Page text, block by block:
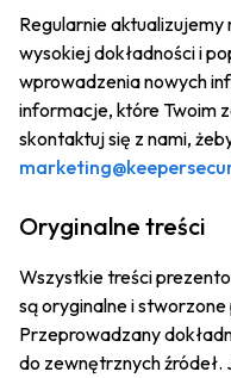
Regularnie
wysokiej dokładności i
wprowadzenia nowych
informacje, które Twoim
skontaktuj się z nami,
Oryginalne treści
Wszystkie treści
są oryginalne i
Przeprowadzany
do zewnętrznych